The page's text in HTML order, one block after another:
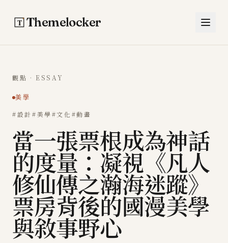
Themelocker
觀點 · ESSAY
美學
#設計#美學#文化 #動畫
當一張票根成為神話
的度量：凝視《凡人
修仙傳之瀚海迷蹤》
票房背後的國漫美學
與敘事野心